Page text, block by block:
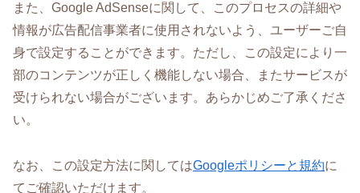
また、Google AdSenseに関して、このプロセスの詳細や
情報が広告配信事業者に使用されないよう、ユーザーご自
身で設定することができます。ただし、この設定により一
部のコンテンツが正しく機能しない場合、またサービスが
受けられない場合がございます。あらかじめご了承くださ
い。
なお、この設定方法に関してはGoogleポリシーと規約に
てご確認いただけます。